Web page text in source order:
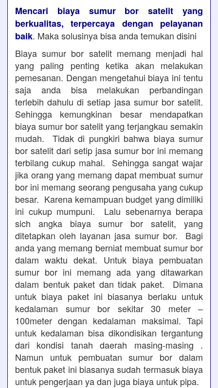
Mencari biaya sumur bor satelit yang
berkualitas, terpercaya dengan pelayanan
baik. Maka solusinya bisa anda temukan disini
Biaya sumur bor satelit memang menjadi hal
yang paling penting ketika akan melakukan
pemesanan. Dengan mengetahui biaya ini tentu
saja anda bisa melakukan perbandingan
terlebih dahulu di setiap jasa sumur bor satelit.
Sehingga kemungkinan besar mendapatkan
biaya sumur bor satelit yang terjangkau semakin
mudah. Tidak di pungkiri bahwa biaya sumur
bor satelit dari setip jasa sumur bor ini memang
terbilang cukup mahal. Sehingga sangat wajar
jika orang yang memang dapat membuat sumur
bor ini memang seorang pengusaha yang cukup
besar. Karena kemampuan budget yang dimiliki
ini cukup mumpuni. Lalu sebenarnya berapa
sich angka biaya sumur bor satelit, yang
ditetapkan oleh layanan jasa sumur bor. Bagi
anda yang memang berniat membuat sumur bor
dalam waktu dekat. Untuk biaya pembuatan
sumur bor ini memang ada yang ditawarkan
dalam bentuk paket dan tidak paket. Dimana
untuk biaya paket ini biasanya berlaku untuk
kedalaman sumur bor sekitar 30 meter –
100meter dengan kedalaman maksimal. Tapi
untuk kedalaman bisa dikondisikan tergantung
dari kondisi tanah daerah masing-masing .
Namun untuk pembuatan sumur bor dalam
bentuk paket ini biasanya sudah termasuk biaya
untuk pengerjaan ya dan juga biaya untuk pipa.